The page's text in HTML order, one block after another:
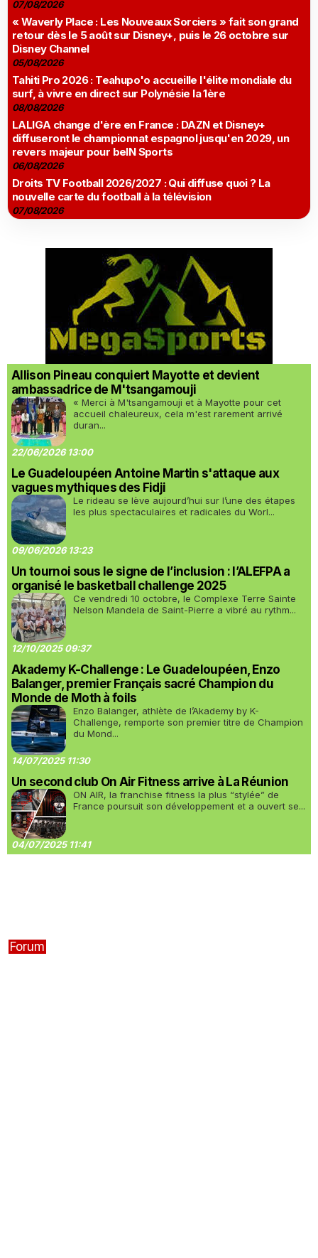
07/08/2026
« Waverly Place : Les Nouveaux Sorciers » fait son grand
retour dès le 5 août sur Disney+, puis le 26 octobre sur
Disney Channel
05/08/2026
Tahiti Pro 2026 : Teahupo'o accueille l'élite mondiale du
surf, à vivre en direct sur Polynésie la 1ère
08/08/2026
LALIGA change d'ère en France : DAZN et Disney+
diffuseront le championnat espagnol jusqu'en 2029, un
revers majeur pour beIN Sports
06/08/2026
Droits TV Football 2026/2027 : Qui diffuse quoi ? La
nouvelle carte du football à la télévision
07/08/2026
Allison Pineau conquiert Mayotte et devient
ambassadrice de M'tsangamouji
« Merci à M'tsangamouji et à Mayotte pour cet
accueil chaleureux, cela m'est rarement arrivé
duran...
22/06/2026 13:00
Le Guadeloupéen Antoine Martin s'attaque aux
vagues mythiques des Fidji
Le rideau se lève aujourd’hui sur l’une des étapes
les plus spectaculaires et radicales du Worl...
09/06/2026 13:23
Un tournoi sous le signe de l’inclusion : l’ALEFPA a
organisé le basketball challenge 2025
Ce vendredi 10 octobre, le Complexe Terre Sainte
Nelson Mandela de Saint-Pierre a vibré au rythm...
12/10/2025 09:37
Akademy K-Challenge : Le Guadeloupéen, Enzo
Balanger, premier Français sacré Champion du
Monde de Moth à foils
Enzo Balanger, athlète de l’Akademy by K-
Challenge, remporte son premier titre de Champion
du Mond...
14/07/2025 11:30
Un second club On Air Fitness arrive à La Réunion
ON AIR, la franchise fitness la plus “stylée” de
France poursuit son développement et a ouvert se...
04/07/2025 11:41
Forum